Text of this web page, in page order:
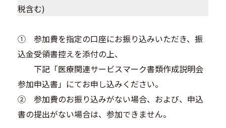
税含む)
① 参加費を指定の口座にお振り込みいただき、振
込金受領書控えを添付の上、
下記「医療関連サービスマーク書類作成説明会
参加申込書」にてお申し込みください。
② 参加費のお振り込みがない場合、および、申込
書の提出がない場合は、参加できません。